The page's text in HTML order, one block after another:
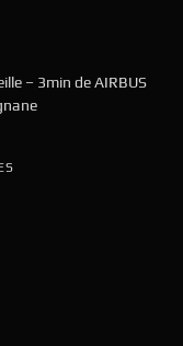
– 3min de AIRBUS